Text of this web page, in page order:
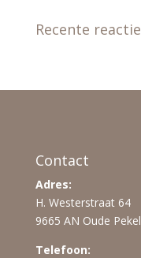
Recente
Contact
Adres:
H. Westerstraat 64
9665 AN Oude
Telefoon: